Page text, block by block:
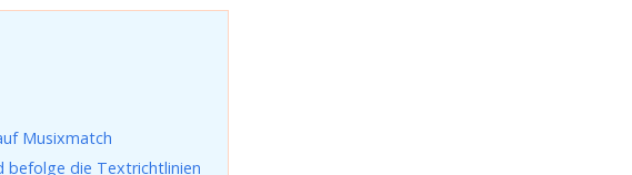
Musixmatch
befolge die Textrichtlinien